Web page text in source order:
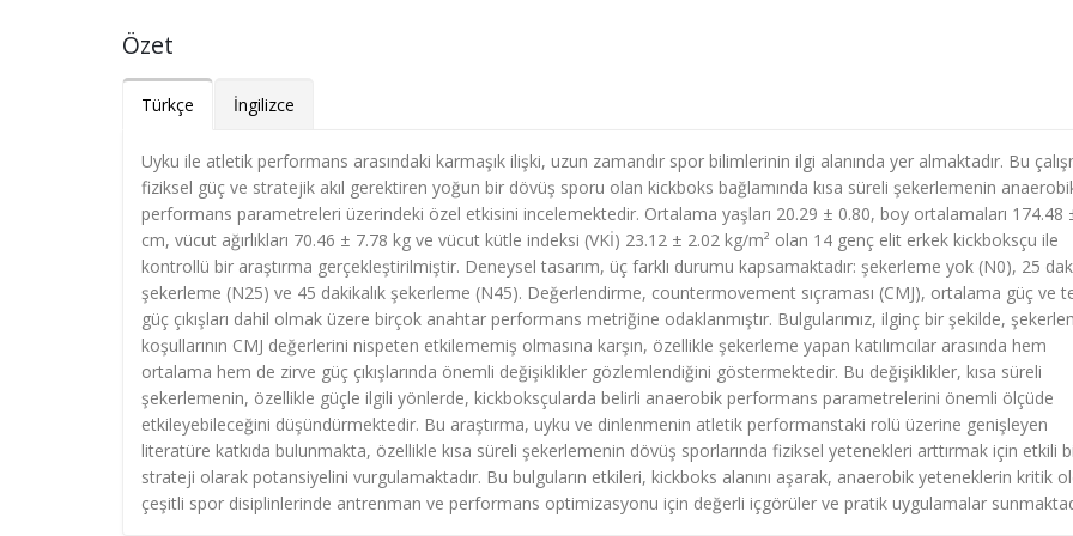
Özet
Türkçe İngilizce
Uyku ile atletik performans arasındaki karmaşık ilişki, uzun zamandır spor bilimlerinin ilgi alanında yer almaktadır. Bu
fiziksel güç ve stratejik akıl gerektiren yoğun bir dövüş sporu olan kickboks bağlamında kısa süreli şekerlemenin
performans parametreleri üzerindeki özel etkisini incelemektedir. Ortalama yaşları 20.29 ± 0.80, boy ortalamaları 174.48
cm, vücut ağırlıkları 70.46 ± 7.78 kg ve vücut kütle indeksi (VKİ) 23.12 ± 2.02 kg/m² olan 14 genç elit erkek kickboksçu ile
kontrollü bir araştırma gerçekleştirilmiştir. Deneysel tasarım, üç farklı durumu kapsamaktadır: şekerleme yok (N0), 25
şekerleme (N25) ve 45 dakikalık şekerleme (N45). Değerlendirme, countermovement sıçraması (CMJ), ortalama güç ve
güç çıkışları dahil olmak üzere birçok anahtar performans metriğine odaklanmıştır. Bulgularımız, ilginç bir şekilde,
koşullarının CMJ değerlerini nispeten etkilememiş olmasına karşın, özellikle şekerleme yapan katılımcılar arasında hem
ortalama hem de zirve güç çıkışlarında önemli değişiklikler gözlemlendiğini göstermektedir. Bu değişiklikler, kısa süreli
şekerlemenin, özellikle güçle ilgili yönlerde, kickboksçularda belirli anaerobik performans parametrelerini önemli ölçüde
etkileyebileceğini düşündürmektedir. Bu araştırma, uyku ve dinlenmenin atletik performanstaki rolü üzerine genişleyen
literatüre katkıda bulunmakta, özellikle kısa süreli şekerlemenin dövüş sporlarında fiziksel yetenekleri arttırmak için etkili
strateji olarak potansiyelini vurgulamaktadır. Bu bulguların etkileri, kickboks alanını aşarak, anaerobik yeteneklerin kritik
çeşitli spor disiplinlerinde antrenman ve performans optimizasyonu için değerli içgörüler ve pratik uygulamalar